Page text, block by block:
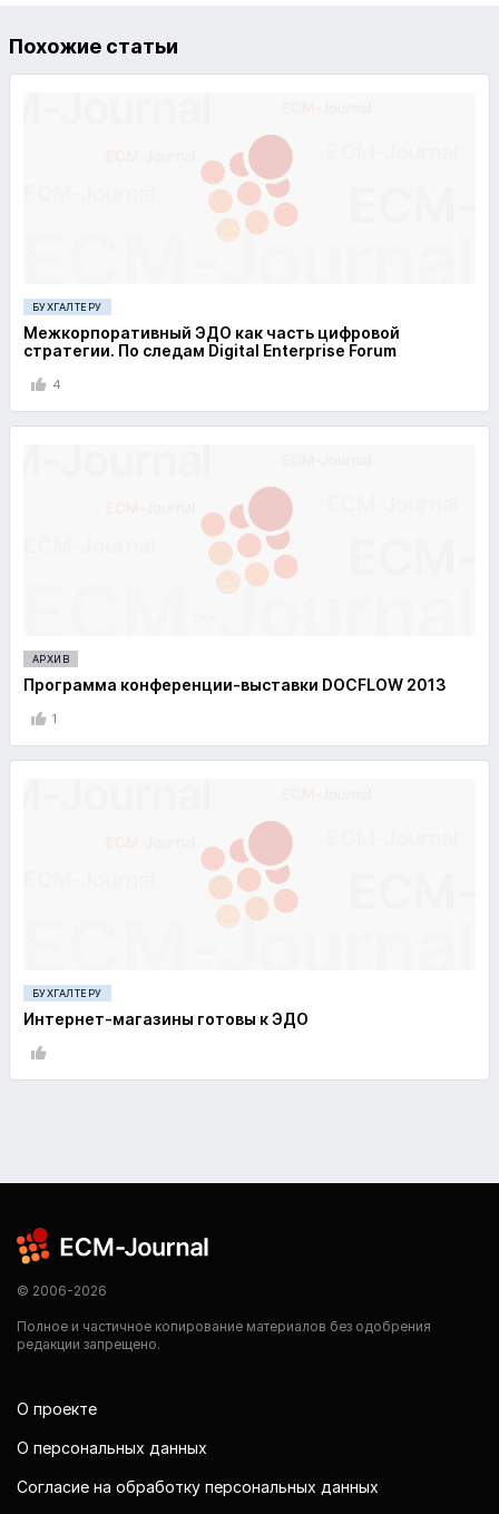
Похожие статьи
БУХГАЛТЕРУ
Межкорпоративный ЭДО как часть цифровой
стратегии. По следам Digital Enterprise Forum
4
АРХИВ
Программа конференции-выставки DOCFLOW 2013
1
БУХГАЛТЕРУ
Интернет-магазины готовы к ЭДО
© 2006-2026
Полное и частичное копирование материалов без одобрения
редакции запрещено.
О проекте
О персональных данных
Согласие на обработку персональных данных